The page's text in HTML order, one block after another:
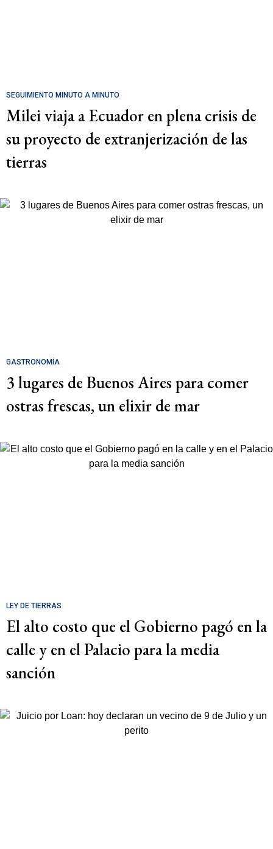
SEGUIMIENTO MINUTO A MINUTO
Milei viaja a Ecuador en plena crisis de
su proyecto de extranjerización de las
tierras
GASTRONOMÍA
3 lugares de Buenos Aires para comer
ostras frescas, un elixir de mar
LEY DE TIERRAS
El alto costo que el Gobierno pagó en la
calle y en el Palacio para la media
sanción